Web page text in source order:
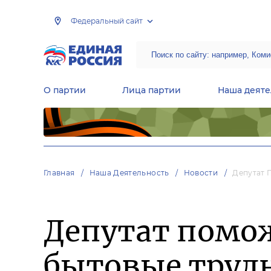
Федеральный сайт
О партии Лица партии Наша
Главная Наша Деятельность Новости Депутат
Депутат